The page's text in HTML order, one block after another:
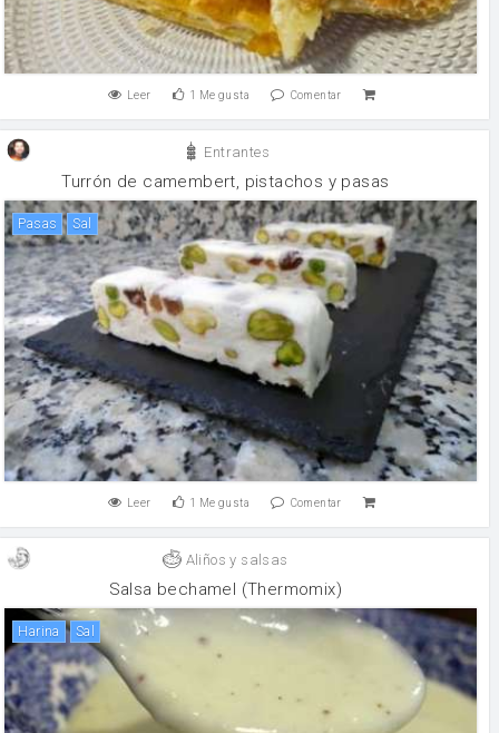
Leer 1 Me gusta Comentar
Entrantes
Turrón de camembert, pistachos y pasas
pasas sal
Leer 1 Me gusta Comentar
Aliños y salsas
Salsa bechamel (Thermomix)
harina sal